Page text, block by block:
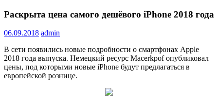
Раскрыта цена самого дешёвого iPhone 2018 года
06.09.2018 admin
В сети появились новые подробности о смартфонах Apple
2018 года выпуска. Немецкий ресурс Macerkpof опубликовал
цены, под которыми новые iPhone будут предлагаться в
европейской рознице.